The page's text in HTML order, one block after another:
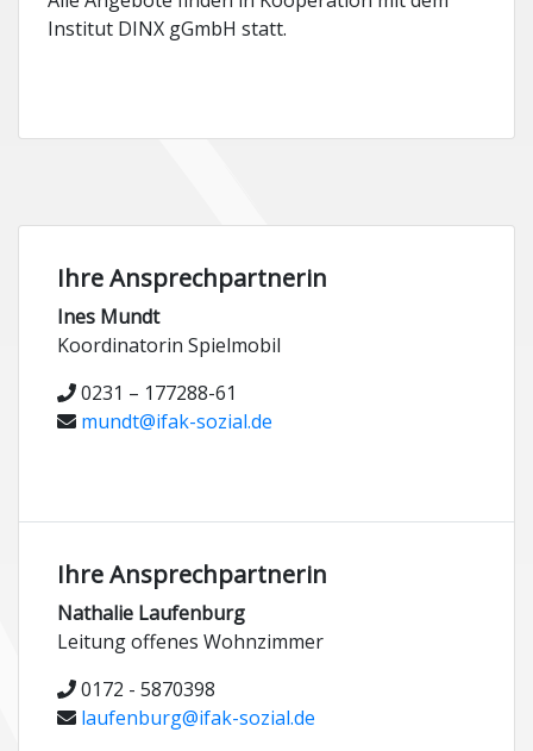
Institut DINX gGmbH statt.
Ihre Ansprechpartnerin
Ines Mundt
Koordinatorin Spielmobil
0231 – 177288-61
mundt@ifak-sozial.de
Ihre Ansprechpartnerin
Nathalie Laufenburg
Leitung offenes Wohnzimmer
0172 - 5870398
laufenburg@ifak-sozial.de